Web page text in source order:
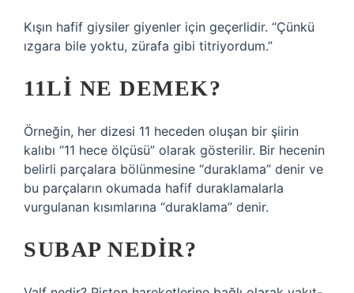
Kışın hafif giysiler giyenler için geçerlidir. “Çünkü
ızgara bile yoktu, zürafa gibi titriyordum.”
11LI NE DEMEK?
Örneğin, her dizesi 11 heceden oluşan bir şiirin
kalıbı “11 hece ölçüsü” olarak gösterilir. Bir hecenin
belirli parçalara bölünmesine “duraklama” denir ve
bu parçaların okumada hafif duraklamalarla
vurgulanan kısımlarına “duraklama” denir.
SUBAP NEDIR?